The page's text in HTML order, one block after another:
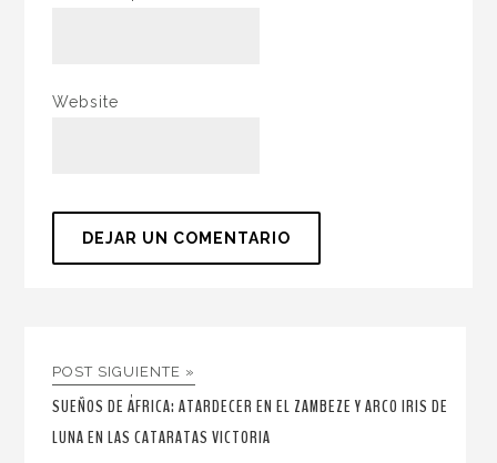
Website
POST SIGUIENTE »
SUEÑOS DE ÁFRICA: ATARDECER EN EL ZAMBEZE Y ARCO IRIS DE
LUNA EN LAS CATARATAS VICTORIA